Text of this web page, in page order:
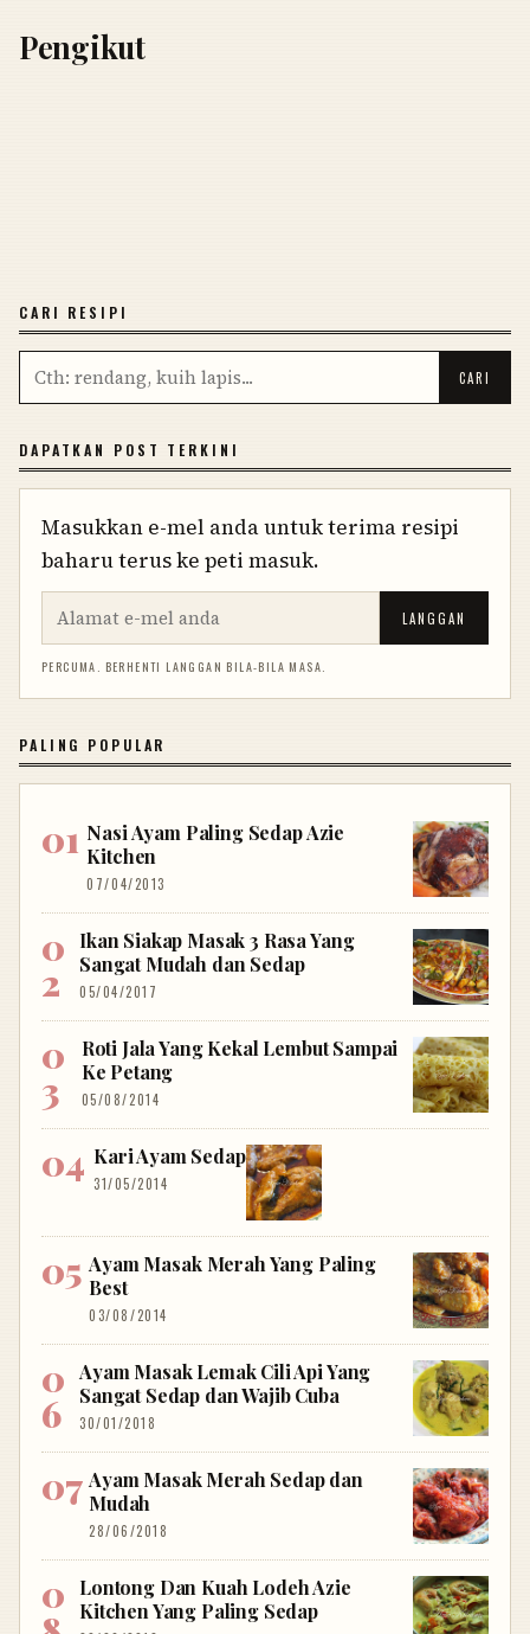
Pengikut
CARI RESIPI
DAPATKAN POST TERKINI
Masukkan e-mel anda untuk terima resipi
baharu terus ke peti masuk.
LANGGAN
PERCUMA. BERHENTI LANGGAN BILA-BILA MASA.
PALING POPULAR
Nasi Ayam Paling Sedap Azie
Kitchen
07/04/2013
Ikan Siakap Masak 3 Rasa Yang
Sangat Mudah dan Sedap
05/04/2017
Roti Jala Yang Kekal Lembut Sampai
Ke Petang
05/08/2014
Kari Ayam Sedap
31/05/2014
Ayam Masak Merah Yang Paling
Best
03/08/2014
Ayam Masak Lemak Cili Api Yang
Sangat Sedap dan Wajib Cuba
30/01/2018
Ayam Masak Merah Sedap dan
Mudah
28/06/2018
Lontong Dan Kuah Lodeh Azie
Kitchen Yang Paling Sedap